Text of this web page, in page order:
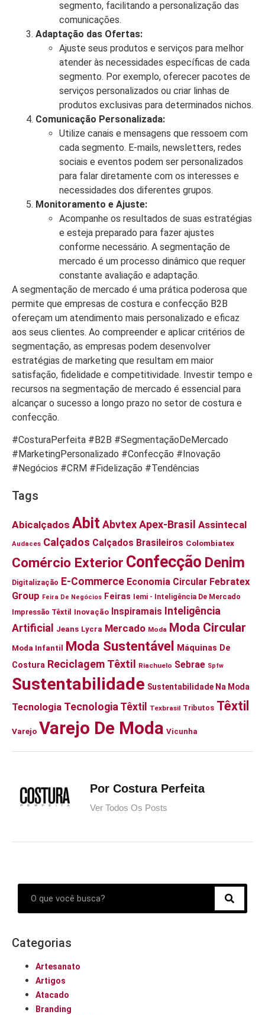
segmento, facilitando a personalização das
comunicações.
Adaptação das Ofertas:
Ajuste seus produtos e serviços para melhor
atender às necessidades específicas de cada
segmento. Por exemplo, oferecer pacotes de
serviços personalizados ou criar linhas de
produtos exclusivas para determinados nichos.
Comunicação Personalizada:
Utilize canais e mensagens que ressoem com
cada segmento. E-mails, newsletters, redes
sociais e eventos podem ser personalizados
para falar diretamente com os interesses e
necessidades dos diferentes grupos.
Monitoramento e Ajuste:
Acompanhe os resultados de suas estratégias
e esteja preparado para fazer ajustes
conforme necessário. A segmentação de
mercado é um processo dinâmico que requer
constante avaliação e adaptação.
A segmentação de mercado é uma prática poderosa que
permite que empresas de costura e confecção B2B
ofereçam um atendimento mais personalizado e eficaz
aos seus clientes. Ao compreender e aplicar critérios de
segmentação, as empresas podem desenvolver
estratégias de marketing que resultam em maior
satisfação, fidelidade e competitividade. Investir tempo e
recursos na segmentação de mercado é essencial para
alcançar o sucesso a longo prazo no setor de costura e
confecção.
#CosturaPerfeita #B2B #SegmentaçãoDeMercado
#MarketingPersonalizado #Confecção #Inovação
#Negócios #CRM #Fidelização #Tendências
Tags
Abicalçados Abit AbvtexApex-Brasil Assintecal
Audaces Calçados Calçados Brasileiros Colombiatex
Comércio Exterior Confecção Denim
Digitalização E-Commerce Economia Circular Febratex
Group Feira De Negócios Feiras Iemi - Inteligência De Mercado
Impressão Têxtil Inovação Inspiramais
Inteligência
Artificial
Jeans Lycra Mercado Moda Moda Circular
Moda Infantil Moda Sustentável
Máquinas De
Costura Reciclagem Têxtil Riachuelo Sebrae Spfw
Sustentabilidade Sustentabilidade Na Moda
Tecnologia Tecnologia Têxtil Texbrasil Tributos Têxtil
Varejo Varejo De Moda Vicunha
Por Costura Perfeita
Ver Todos Os Posts
Categorias
Artesanato
Artigos
Atacado
Branding